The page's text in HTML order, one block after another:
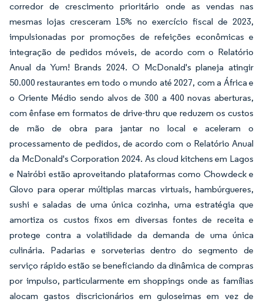
corredor de crescimento prioritário onde as vendas nas
mesmas lojas cresceram 15% no exercício fiscal de 2023,
impulsionadas por promoções de refeições econômicas e
integração de pedidos móveis, de acordo com o Relatório
Anual da Yum! Brands 2024. O McDonald's planeja atingir
50.000 restaurantes em todo o mundo até 2027, com a África e
o Oriente Médio sendo alvos de 300 a 400 novas aberturas,
com ênfase em formatos de drive-thru que reduzem os custos
de mão de obra para jantar no local e aceleram o
processamento de pedidos, de acordo com o Relatório Anual
da McDonald's Corporation 2024. As cloud kitchens em Lagos
e Nairóbi estão aproveitando plataformas como Chowdeck e
Glovo para operar múltiplas marcas virtuais, hambúrgueres,
sushi e saladas de uma única cozinha, uma estratégia que
amortiza os custos fixos em diversas fontes de receita e
protege contra a volatilidade da demanda de uma única
culinária. Padarias e sorveterias dentro do segmento de
serviço rápido estão se beneficiando da dinâmica de compras
por impulso, particularmente em shoppings onde as famílias
alocam gastos discricionários em guloseimas em vez de